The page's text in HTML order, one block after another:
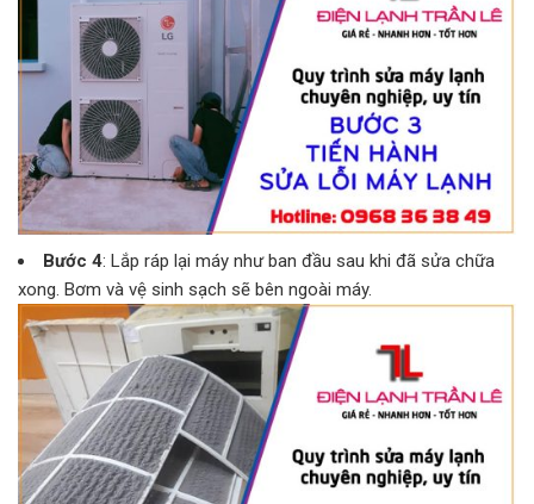
Bước 4: Lắp ráp lại máy như ban đầu sau khi đã sửa chữa
xong. Bơm và vệ sinh sạch sẽ bên ngoài máy.